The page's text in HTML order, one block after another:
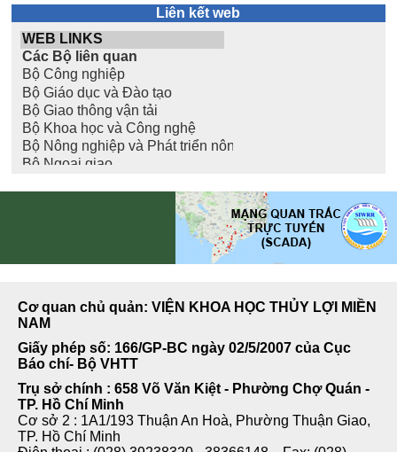
Liên kết web
Cơ quan chủ quản: VIỆN KHOA HỌC THỦY LỢI MIỀN
NAM
Giấy phép số: 166/GP-BC ngày 02/5/2007 của Cục
Báo chí- Bộ VHTT
Trụ sở chính : 658 Võ Văn Kiệt - Phường Chợ Quán -
TP. Hồ Chí Minh
Cơ sở 2 : 1A1/193 Thuận An Hoà, Phường Thuận Giao,
TP. Hồ Chí Minh